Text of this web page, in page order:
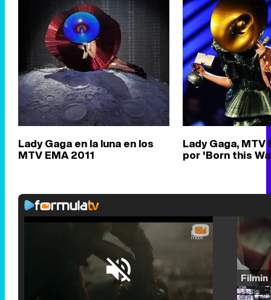
Lady Gaga en la luna en los
MTV EMA 2011
Lady Gaga, MTV
por 'Born this